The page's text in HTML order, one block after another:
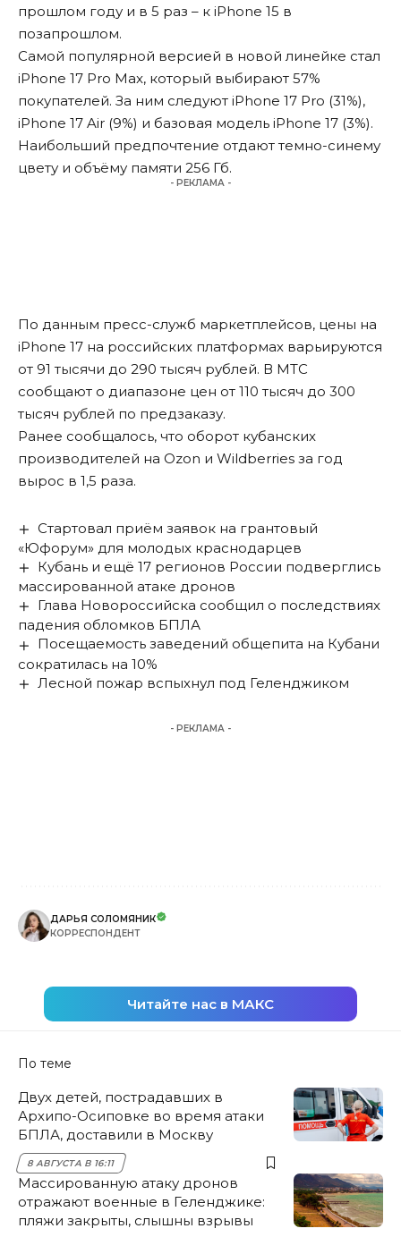
прошлом году и в 5 раз – к iPhone 15 в
позапрошлом.
Самой популярной версией в новой линейке стал
iPhone 17 Pro Max, который выбирают 57%
покупателей. За ним следуют iPhone 17 Pro (31%),
iPhone 17 Air (9%) и базовая модель iPhone 17 (3%).
Наибольший предпочтение отдают темно-синему
цвету и объёму памяти 256 Гб.
- РЕКЛАМА -
По данным пресс-служб маркетплейсов, цены на
iPhone 17 на российских платформах варьируются
от 91 тысячи до 290 тысяч рублей. В МТС
сообщают о диапазоне цен от 110 тысяч до 300
тысяч рублей по предзаказу.
Ранее сообщалось, что оборот кубанских
производителей на Ozon и Wildberries за год
вырос в 1,5 раза.
Стартовал приём заявок на грантовый
«Юфорум» для молодых краснодарцев
Кубань и ещё 17 регионов России подверглись
массированной атаке дронов
Глава Новороссийска сообщил о последствиях
падения обломков БПЛА
Посещаемость заведений общепита на Кубани
сократилась на 10%
Лесной пожар вспыхнул под Геленджиком
- РЕКЛАМА -
ДАРЬЯ СОЛОМЯНИК
КОРРЕСПОНДЕНТ
Читайте нас в МАКС
По теме
Двух детей, пострадавших в
Архипо-Осиповке во время атаки
БПЛА, доставили в Москву
8 АВГУСТА В 16:11
Массированную атаку дронов
отражают военные в Геленджике:
пляжи закрыты, слышны взрывы